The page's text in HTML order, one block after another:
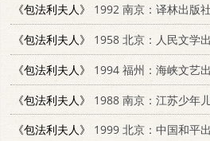
《包法利夫人》
1992 南京：译林出版
《包法利夫人》
1958 北京：人民文学
《包法利夫人》
1994 福州：海峡文艺
《包法利夫人》
1988 南京：江苏少年
《包法利夫人》
1999 北京：中国和平